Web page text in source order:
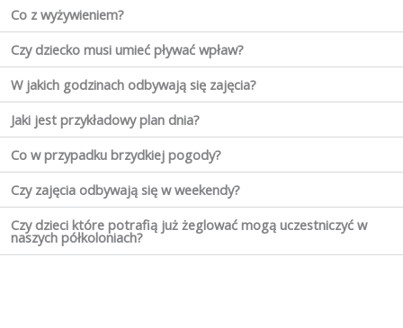
Co z wyżywieniem?
Czy dziecko musi umieć pływać wpław?
W jakich godzinach odbywają się zajęcia?
Jaki jest przykładowy plan dnia?
Co w przypadku brzydkiej pogody?
Czy zajęcia odbywają się w weekendy?
Czy dzieci które potrafią już żeglować mogą uczestniczyć w
naszych półkoloniach?